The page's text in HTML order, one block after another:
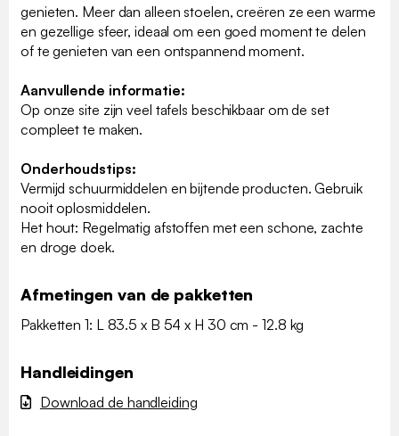
genieten. Meer dan alleen stoelen, creëren ze een warme
en gezellige sfeer, ideaal om een goed moment te delen
of te genieten van een ontspannend moment.
Aanvullende informatie:
Op onze site zijn veel tafels beschikbaar om de set
compleet te maken.
Onderhoudstips:
Vermijd schuurmiddelen en bijtende producten. Gebruik
nooit oplosmiddelen.
Het hout: Regelmatig afstoffen met een schone, zachte
en droge doek.
Afmetingen van de pakketten
Pakketten 1: L 83.5 x B 54 x H 30 cm - 12.8 kg
Handleidingen
Download de handleiding